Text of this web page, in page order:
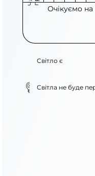
Очікуємо
Світло є
Світла не буде